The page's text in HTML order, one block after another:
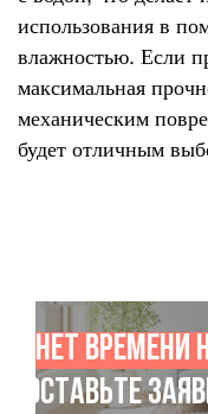
использования в
влажностью. Если
максимальная
механическим
будет отличным
Нет времени
Оставьте